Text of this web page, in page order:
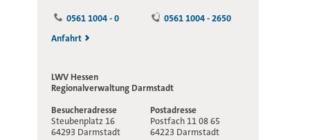
0561 1004 - 0
0561 1004 - 2650
Anfahrt
LWV Hessen
Regionalverwaltung Darmstadt
Besucheradresse
Steubenplatz 16
64293 Darmstadt
Postadresse
Postfach 11 08 65
64223 Darmstadt